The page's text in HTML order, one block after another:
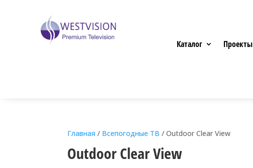
Каталог Проекты
Главная / Всепогодные ТВ / Outdoor Clear View
Outdoor Clear View